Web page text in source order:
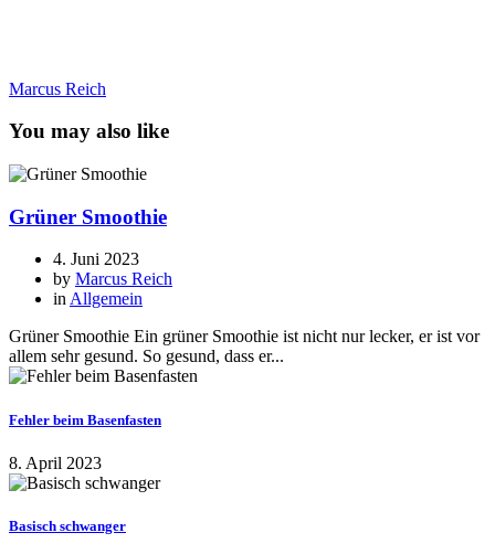
Marcus Reich
You may also like
Grüner Smoothie
4. Juni 2023
by Marcus Reich
in Allgemein
Grüner Smoothie Ein grüner Smoothie ist nicht nur lecker, er ist vor
allem sehr gesund. So gesund, dass er...
Fehler beim Basenfasten
8. April 2023
Basisch schwanger